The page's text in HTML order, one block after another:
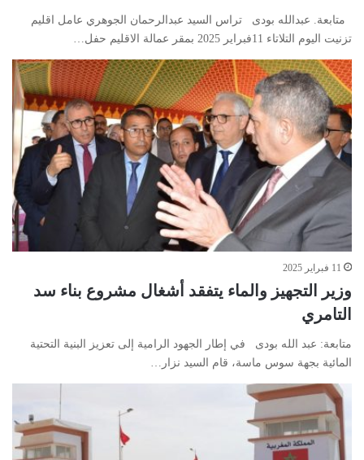
متابعة. عبدالله بودى تراس السيد عبدالرحمان الجوهري عامل اقليم
تزنيت اليوم التلاتاء 11فبراير 2025 بمقر عمالة الاقليم حفل…
11 فبراير 2025
وزير التجهيز والماء يتفقد أشغال مشروع بناء سد
التامري
متابعة: عبد الله بودى في إطار الجهود الرامية إلى تعزيز البنية التحتية
المائية بجهة سوس ماسة، قام السيد نزار…